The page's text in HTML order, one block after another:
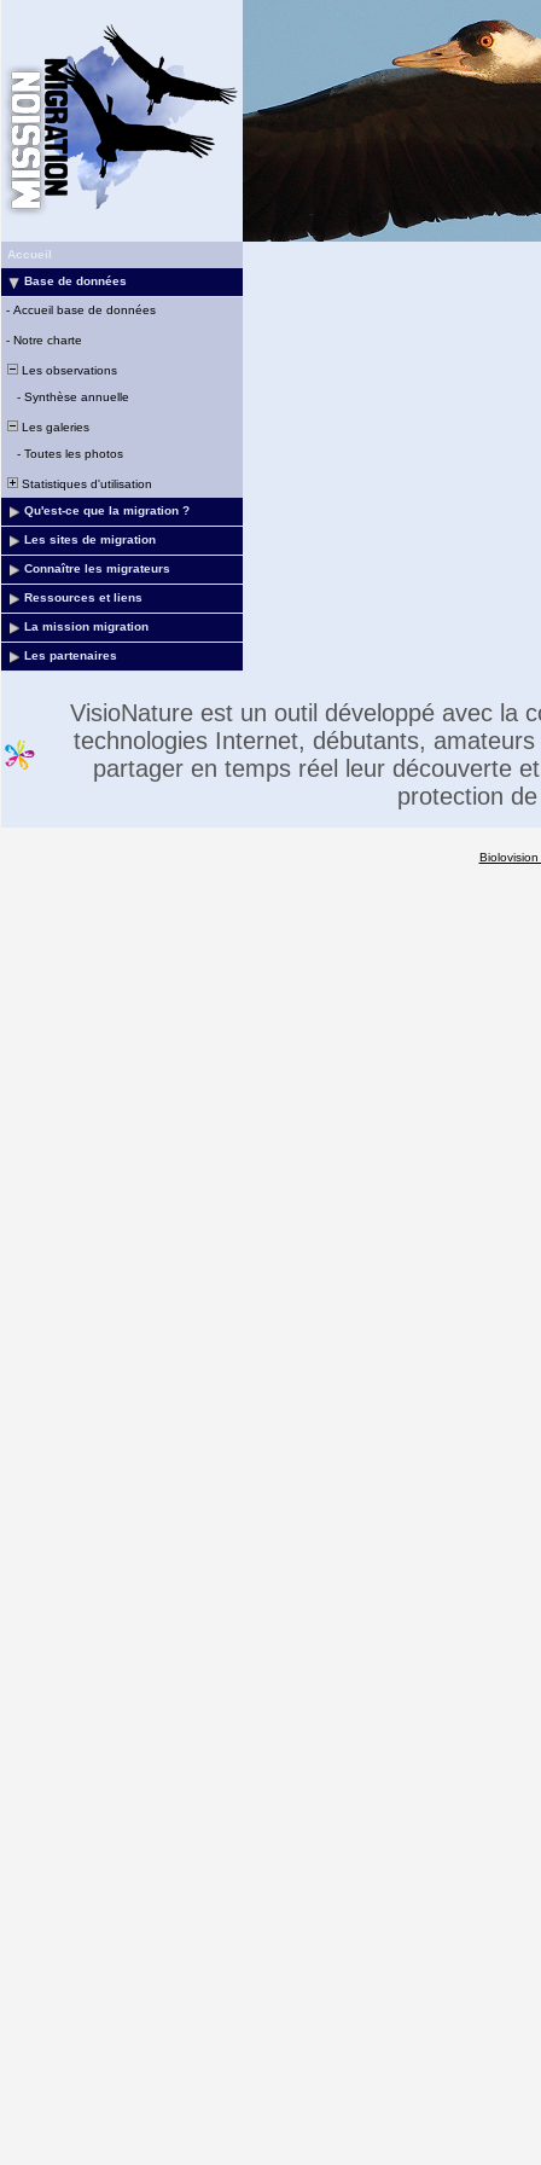
Accueil
Base de données
- Accueil base de données
- Notre charte
Les observations
- Synthèse annuelle
Les galeries
- Toutes les photos
Statistiques d'utilisation
Qu'est-ce que la migration ?
Les sites de migration
Connaître les migrateurs
Ressources et liens
La mission migration
Les partenaires
VisioNature est un outil développé avec la
technologies Internet, débutants,
partager en temps réel leur découverte
protection
Biolovision